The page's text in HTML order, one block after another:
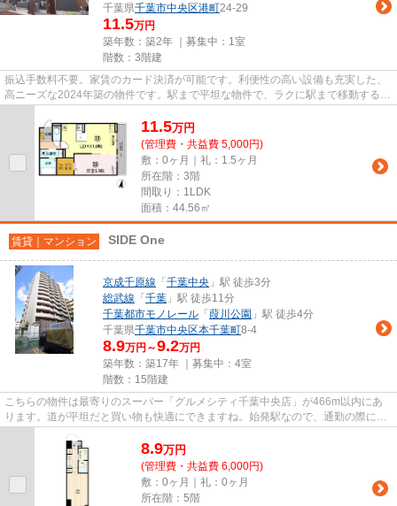
千葉県千葉市中央区港町24-29
11.5万円
築年数：築2年 ｜募集中： 1室
階数：3階建
振込手数料不要。家賃のカード決済が可能です。利便性の高い設備も充実した、
高ニーズな2024年築の物件です。駅まで平坦な物件で、ラクに駅まで移動するこ
11.5万円
(管理費・共益費 5,000円)
敷：0ヶ月｜礼：1.5ヶ月
所在階：3階
間取り：1LDK
面積：44.56㎡
賃貸｜マンション SIDE One
京成千原線 「 千葉中央 」駅 徒歩3分
総武線 「 千葉 」駅 徒歩11分
千葉都市モノレール 「 葭川公園 」駅 徒歩4分
千葉県千葉市中央区本千葉町8-4
8.9万円～9.2万円
築年数：築17年 ｜募集中： 4室
階数：15階建
こちらの物件は最寄りのスーパー「グルメシティ千葉中央店」が466m以内にあ
ります。道が平坦だと買い物も快適にできますね。始発駅なので、通勤の際にも
8.9万円
(管理費・共益費 6,000円)
敷：0ヶ月｜礼：0ヶ月
所在階：5階